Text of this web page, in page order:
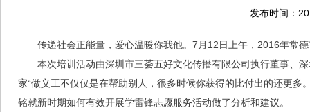
发布时间：
传递社会正能量，爱心温暖你我他。7月12日上午，2016年常
本次培训活动由深圳市三荟五好文化传播有限公司执行董事、
家“做义工不仅仅是在帮助别人，很多时候你获得的比付出的还更
铭就新时期如何有效开展学雷锋志愿服务活动做了分析和建议。